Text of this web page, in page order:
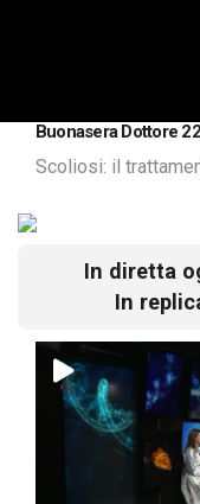
Buonasera Dottore
Scoliosi: il
In diretta
In